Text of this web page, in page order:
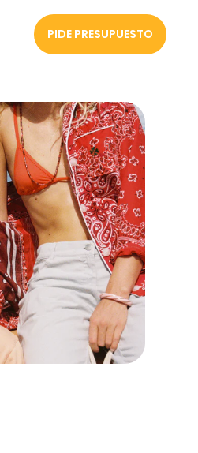
PIDE PRESUPUESTO